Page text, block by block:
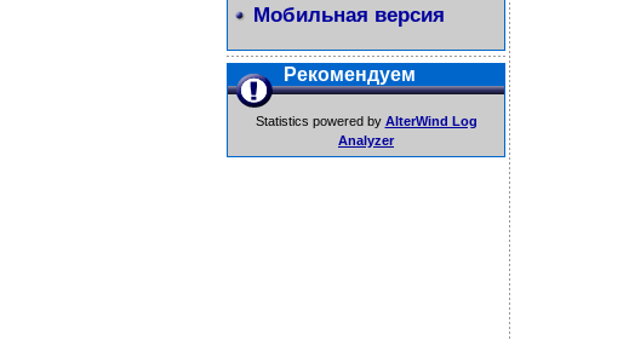
Мобильная версия
Рекомендуем
Statistics powered by AlterWind Log
Analyzer